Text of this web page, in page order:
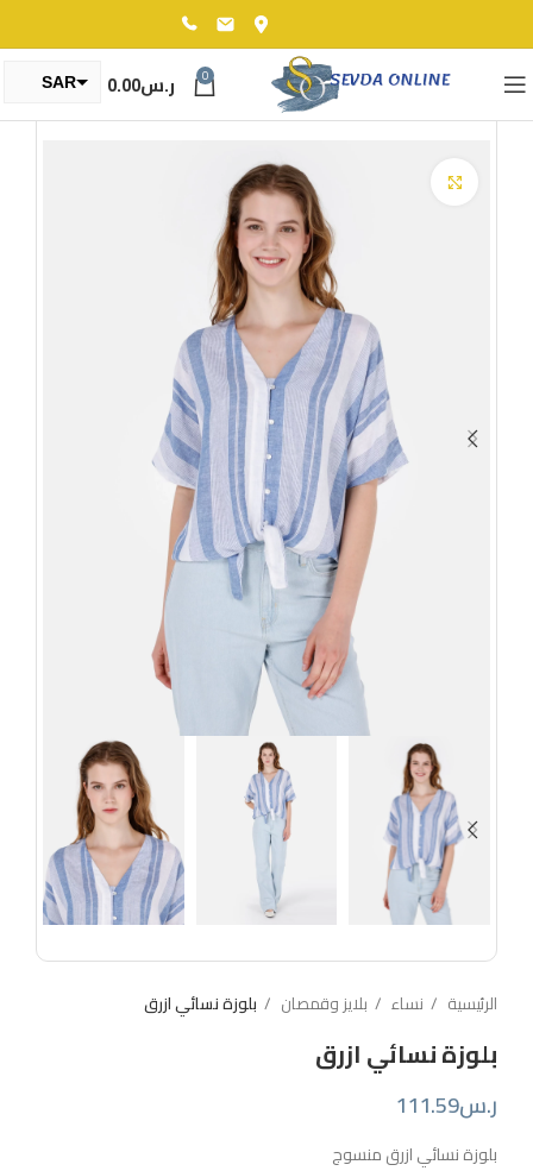
0 ر.س0.00
SAR
TRY
الرئيسية نساء بلايز وقمصان بلوزة نسائي ازرق
بلوزة نسائي ازرق
ر.س111.59
بلوزة نسائي ازرق منسوج